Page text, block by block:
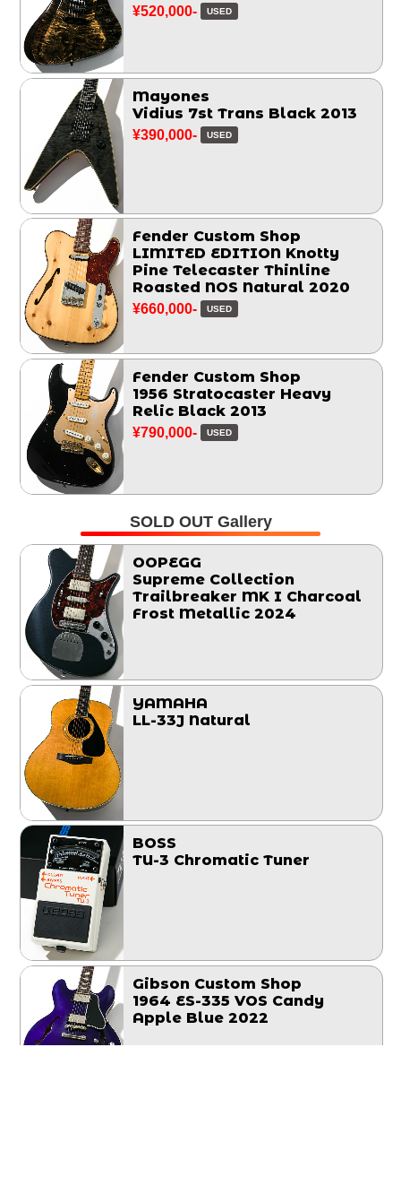
¥520,000- USED
Mayones
Vidius 7st Trans Black 2013
¥390,000- USED
Fender Custom Shop
LIMITED EDITION Knotty
Pine Telecaster Thinline
Roasted NOS Natural 2020
¥660,000- USED
Fender Custom Shop
1956 Stratocaster Heavy
Relic Black 2013
¥790,000- USED
SOLD OUT Gallery
OOPEGG
Supreme Collection
Trailbreaker MK I Charcoal
Frost Metallic 2024
YAMAHA
LL-33J Natural
BOSS
TU-3 Chromatic Tuner
Gibson Custom Shop
1964 ES-335 VOS Candy
Apple Blue 2022